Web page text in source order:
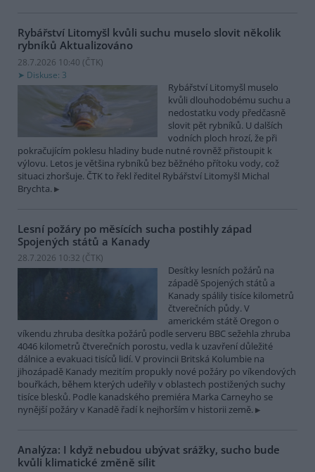
Rybářství Litomyšl kvůli suchu muselo slovit několik
rybníků Aktualizováno
28.7.2026 10:40 (ČTK)
Diskuse: 3
Rybářství Litomyšl muselo
kvůli dlouhodobému suchu a
nedostatku vody předčasně
slovit pět rybníků. U dalších
vodních ploch hrozí, že při
pokračujícím poklesu hladiny bude nutné rovněž přistoupit k
výlovu. Letos je většina rybníků bez běžného přítoku vody, což
situaci zhoršuje. ČTK to řekl ředitel Rybářství Litomyšl Michal
Brychta.
Lesní požáry po měsících sucha postihly západ
Spojených států a Kanady
28.7.2026 10:32 (ČTK)
Desítky lesních požárů na
západě Spojených států a
Kanady spálily tisíce kilometrů
čtverečních půdy. V
americkém státě Oregon o
víkendu zhruba desítka požárů podle serveru BBC sežehla zhruba
4046 kilometrů čtverečních porostu, vedla k uzavření důležité
dálnice a evakuaci tisíců lidí. V provincii Britská Kolumbie na
jihozápadě Kanady mezitím propukly nové požáry po víkendových
bouřkách, během kterých udeřily v oblastech postižených suchy
tisíce blesků. Podle kanadského premiéra Marka Carneyho se
nynější požáry v Kanadě řadí k nejhorším v historii země.
Analýza: I když nebudou ubývat srážky, sucho bude
kvůli klimatické změně sílit